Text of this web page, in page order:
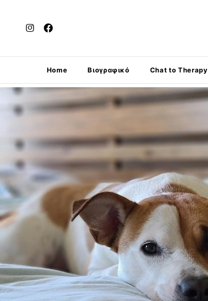
Home Βιογραφικό Chat to Therapy